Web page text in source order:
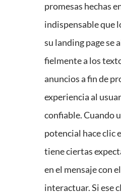
promesas hechas
indispensable que
su landing page se
fielmente a los
anuncios a fin de
experiencia al
confiable. Cuando
potencial hace clic
tiene ciertas
en el mensaje con
interactuar. Si ese